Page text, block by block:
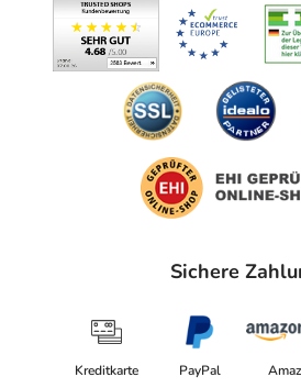
Sichere
Kreditkarte PayPal